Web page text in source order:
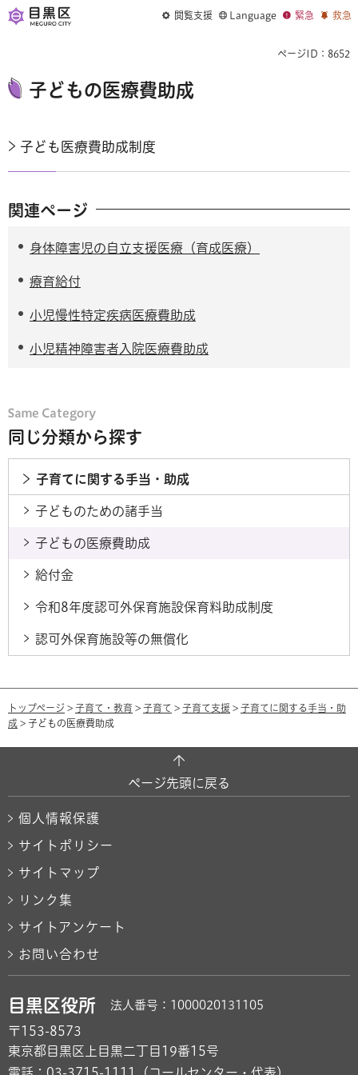
閲覧支援 Language 緊急 救急
ページID：8652
子どもの医療費助成
子ども医療費助成制度
関連ページ
身体障害児の自立支援医療（育成医療）
療育給付
小児慢性特定疾病医療費助成
小児精神障害者入院医療費助成
同じ分類から探す
子育てに関する手当・助成
子どものための諸手当
子どもの医療費助成
給付金
令和8年度認可外保育施設保育料助成制度
認可外保育施設等の無償化
トップページ > 子育て・教育 > 子育て > 子育て支援 > 子育てに関する手当・助
成 > 子どもの医療費助成
ページ先頭に戻る
個人情報保護
サイトポリシー
サイトマップ
リンク集
サイトアンケート
お問い合わせ
目黒区役所 法人番号：1000020131105
〒153-8573
東京都目黒区上目黒二丁目19番15号